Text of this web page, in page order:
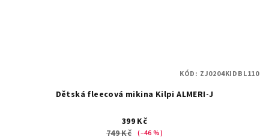
Dětská fleecová mikina Kilpi ALMERI-J
399 Kč
749 Kč (–46 %)
KÓD: ZJ0204KIDBL110